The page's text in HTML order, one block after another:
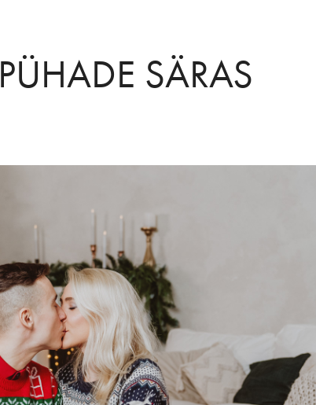
PÜHADE SÄRAS